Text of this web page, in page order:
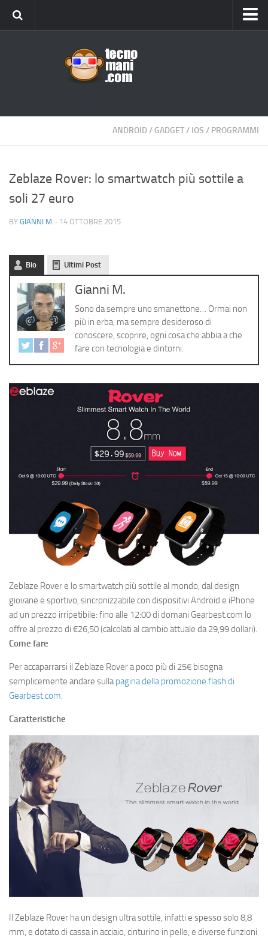
Cellulari
Gadget
Recensioni
Privacy
Cerca
ANDROID / GADGET/ IOS / PROGRAMMI
Zeblaze Rover: lo smartwatch più sottile a
soli 27 euro
BY GIANNI M. · 14 OTTOBRE 2015
Bio Ultimi Post
Gianni M.
Sono da sempre uno smanettone… Ormai non
più in erba, ma sempre desideroso di
conoscere, scoprire, ogni cosa che abbia a che
fare con tecnologia e dintorni.
Zeblaze Rover e lo smartwatch più sottile al mondo, dal design
giovane e sportivo, sincronizzabile con dispositivi Android e iPhone
ad un prezzo irripetibile: fino alle 12:00 di domani Gearbest.com lo
offre al prezzo di €26,50 (calcolati al cambio attuale da 29,99 dollari).
Come fare
Per accaparrarsi il Zeblaze Rover a poco più di 25€ bisogna
semplicemente andare sullapagina della promozione flash di
Gearbest.com.
Caratteristiche
Il Zeblaze Rover ha un design ultra sottile, infatti e spesso solo 8,8
mm, e dotato di cassa in acciaio, cinturino in pelle, e diverse funzioni